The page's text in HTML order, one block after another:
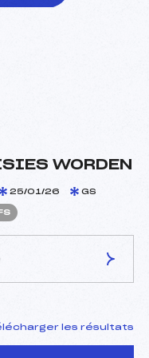
WORDEN
25/01/26 GS
PATUEL LUCAS (SA)
BENJAMIN (SA)
les résultats